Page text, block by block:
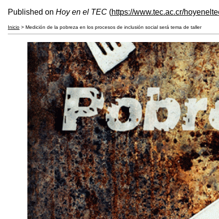
Published on Hoy en el TEC (https://www.tec.ac.cr/
Inicio > Medición de la pobreza en los procesos de inclusión social será tema de taller